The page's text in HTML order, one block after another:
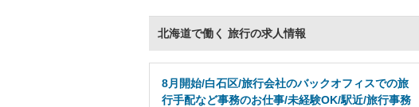
北海道で働く 旅行の求人情報
8月開始/白石区/旅行会社のバックオフィスでの旅
行手配など事務のお仕事/未経験OK/駅近/旅行事務